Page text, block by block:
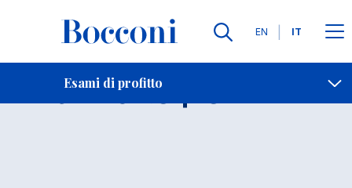
Lingue
EN IT
Esami di profitto
Contatti
Esame 20410 Open